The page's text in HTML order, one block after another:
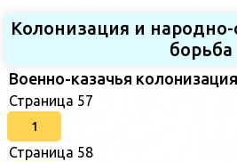
Колонизация и
борьба
Военно-казачья
Страница 57
1
Страница 58